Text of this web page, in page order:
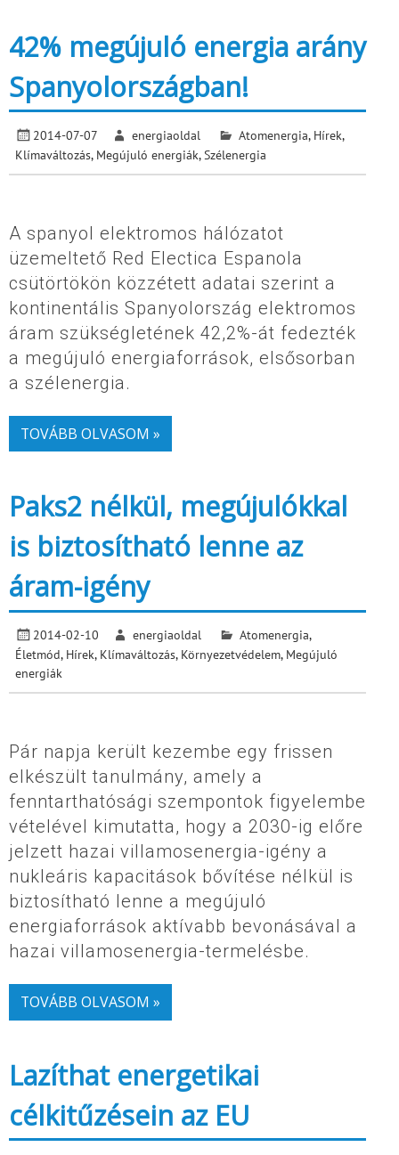
42% megújuló energia arány
Spanyolországban!
2014-07-07 energiaoldal Atomenergia, Hírek,
Klímaváltozás, Megújuló energiák, Szélenergia
A spanyol elektromos hálózatot
üzemeltető Red Electica Espanola
csütörtökön közzétett adatai szerint a
kontinentális Spanyolország elektromos
áram szükségletének 42,2%-át fedezték
a megújuló energiaforrások, elsősorban
a szélenergia.
TOVÁBB OLVASOM »
Paks2 nélkül, megújulókkal
is biztosítható lenne az
áram-igény
2014-02-10 energiaoldal Atomenergia,
Életmód, Hírek, Klímaváltozás, Környezetvédelem, Megújuló
energiák
Pár napja került kezembe egy frissen
elkészült tanulmány, amely a
fenntarthatósági szempontok figyelembe
vételével kimutatta, hogy a 2030-ig előre
jelzett hazai villamosenergia-igény a
nukleáris kapacitások bővítése nélkül is
biztosítható lenne a megújuló
energiaforrások aktívabb bevonásával a
hazai villamosenergia-termelésbe.
TOVÁBB OLVASOM »
Lazíthat energetikai
célkitűzésein az EU